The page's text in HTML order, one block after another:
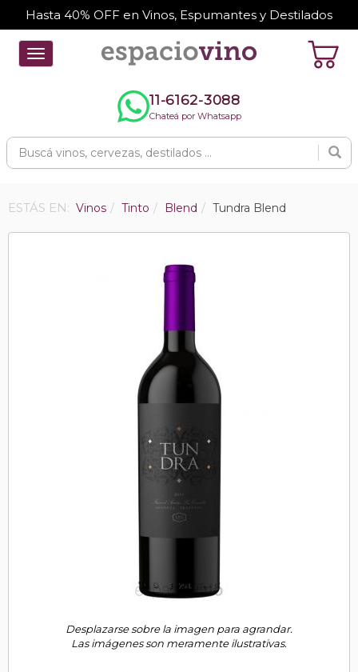
Hasta 40% OFF en Vinos, Espumantes y Destilados
Toggle
navigation
11-6162-3088
Chateá por Whatsapp
ESTÁS EN: Vinos Tinto Blend Tundra Blend
Desplazarse sobre la imagen para agrandar.
Las imágenes son meramente ilustrativas.